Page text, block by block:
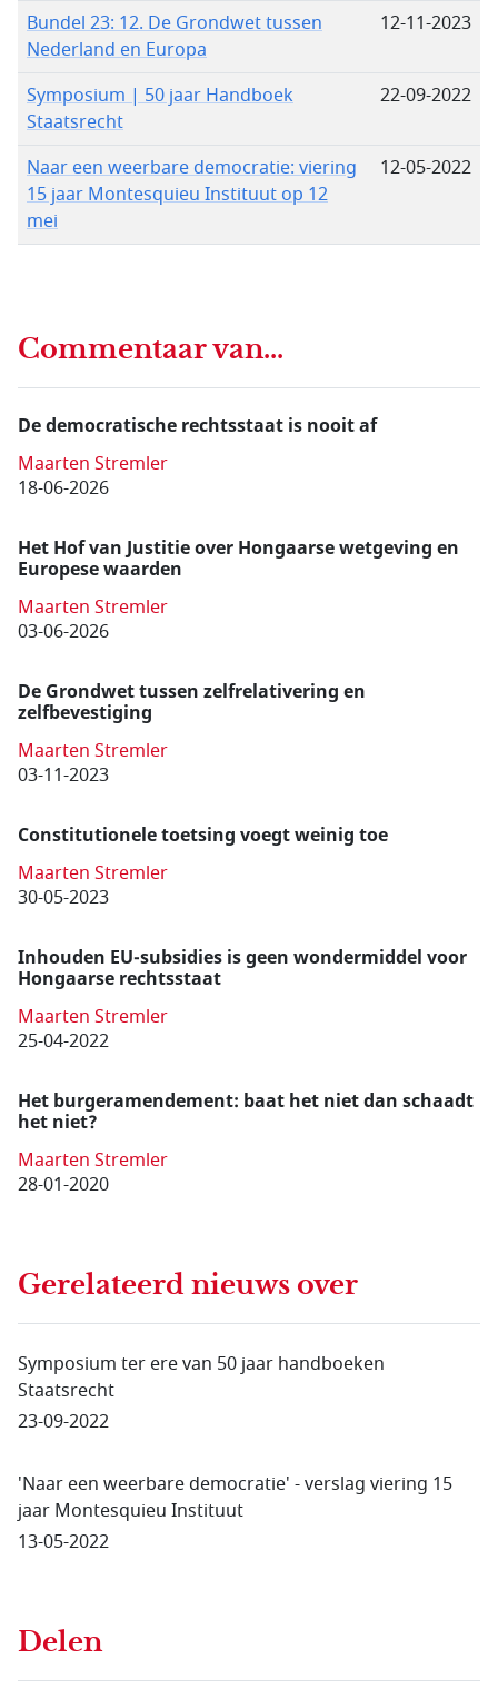
Bundel 23: 12. De Grondwet tussen
Nederland en Europa
12-11-2023
Symposium | 50 jaar Handboek
Staatsrecht
22-09-2022
Naar een weerbare democratie: viering
15 jaar Montesquieu Instituut op 12
mei
12-05-2022
Commentaar van...
De democratische rechtsstaat is nooit af
Maarten Stremler
18-06-2026
Het Hof van Justitie over Hongaarse wetgeving en
Europese waarden
Maarten Stremler
03-06-2026
De Grondwet tussen zelfrelativering en
zelfbevestiging
Maarten Stremler
03-11-2023
Constitutionele toetsing voegt weinig toe
Maarten Stremler
30-05-2023
Inhouden EU-subsidies is geen wondermiddel voor
Hongaarse rechtsstaat
Maarten Stremler
25-04-2022
Het burgeramendement: baat het niet dan schaadt
het niet?
Maarten Stremler
28-01-2020
Gerelateerd nieuws over
Symposium ter ere van 50 jaar handboeken
Staatsrecht
23-09-2022
'Naar een weerbare democratie' - verslag viering 15
jaar Montesquieu Instituut
13-05-2022
Delen